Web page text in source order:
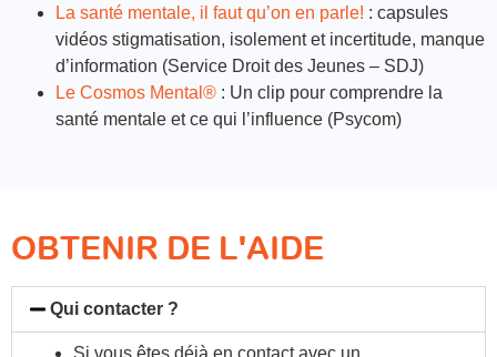
La santé mentale, il faut qu’on en parle! : capsules
vidéos stigmatisation, isolement et incertitude, manque
d’information (Service Droit des Jeunes – SDJ)
Le Cosmos Mental® : Un clip pour comprendre la
santé mentale et ce qui l’influence (Psycom)
OBTENIR DE L'AIDE
Qui contacter ?
Si vous êtes déjà en contact avec un